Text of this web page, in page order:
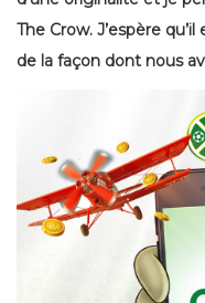
The Crow. J’espère
de la façon dont nous